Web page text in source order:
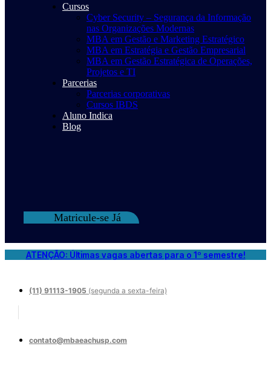
Cursos
Cyber Security – Segurança da Informação
nas Organizações Modernas
MBA em Gestão e Marketing Estratégico
MBA em Estratégia e Gestão Empresarial
MBA em Gestão Estratégica de Operações,
Projetos e TI
Parcerias
Parcerias corporativas
Cursos IBDS
Aluno Indica
Blog
Matricule-se Já
ATENÇÃO: Últimas vagas abertas para o 1º semestre!
(11) 91113-1905 (segunda a sexta-feira)
contato@mbaeachusp.com